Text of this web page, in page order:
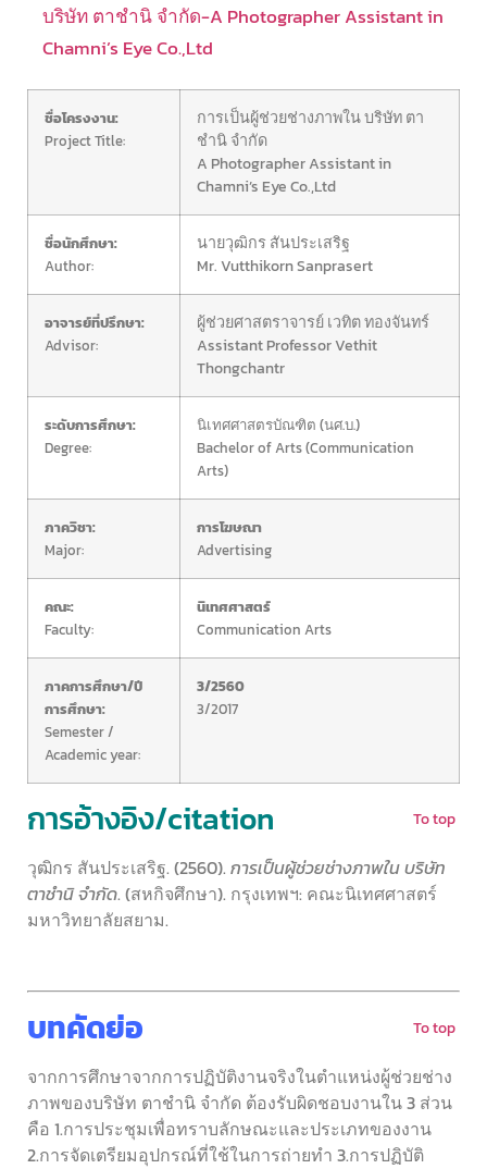
บริษัท ตาชำนิ จำกัด-A Photographer Assistant in
Chamni’s Eye Co.,Ltd
ชื่อโครงงาน:
Project Title:
การเป็นผู้ช่วยช่างภาพใน บริษัท ตา
ชำนิ จำกัด
A Photographer Assistant in
Chamni’s Eye Co.,Ltd
ชื่อนักศึกษา:
Author:
นายวุฒิกร สันประเสริฐ
Mr. Vutthikorn Sanprasert
อาจารย์ที่ปรึกษา:
Advisor:
ผู้ช่วยศาสตราจารย์ เวทิต ทองจันทร์
Assistant Professor Vethit
Thongchantr
ระดับการศึกษา:
Degree:
นิเทศศาสตรบัณฑิต (นศ.บ.)
Bachelor of Arts (Communication
Arts)
ภาควิชา:
Major:
การโฆษณา
Advertising
คณะ:
Faculty:
นิเทศศาสตร์
Communication Arts
ภาคการศึกษา/ปี
การศึกษา:
Semester /
Academic year:
3/2560
3/2017
การอ้างอิง/citation To top
วุฒิกร สันประเสริฐ. (2560). การเป็นผู้ช่วยช่างภาพใน บริษัท
ตาชำนิ จำกัด. (สหกิจศึกษา). กรุงเทพฯ: คณะนิเทศศาสตร์
มหาวิทยาลัยสยาม.
บทคัดย่อ To top
จากการศึกษาจากการปฏิบัติงานจริงในตำแหน่งผู้ช่วยช่าง
ภาพของบริษัท ตาชำนิ จำกัด ต้องรับผิดชอบงานใน 3 ส่วน
คือ 1.การประชุมเพื่อทราบลักษณะและประเภทของงาน
2.การจัดเตรียมอุปกรณ์ที่ใช้ในการถ่ายทำ 3.การปฏิบัติ